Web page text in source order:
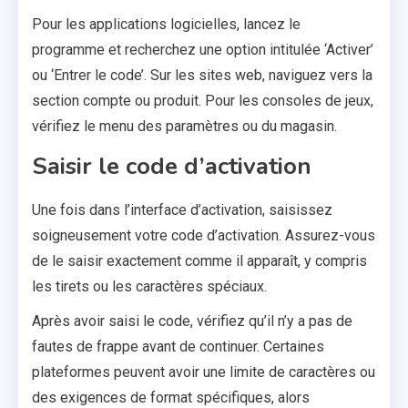
Pour les applications logicielles, lancez le
programme et recherchez une option intitulée ‘Activer’
ou ‘Entrer le code’. Sur les sites web, naviguez vers la
section compte ou produit. Pour les consoles de jeux,
vérifiez le menu des paramètres ou du magasin.
Saisir le code d’activation
Une fois dans l’interface d’activation, saisissez
soigneusement votre code d’activation. Assurez-vous
de le saisir exactement comme il apparaît, y compris
les tirets ou les caractères spéciaux.
Après avoir saisi le code, vérifiez qu’il n’y a pas de
fautes de frappe avant de continuer. Certaines
plateformes peuvent avoir une limite de caractères ou
des exigences de format spécifiques, alors